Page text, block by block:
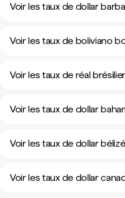
Voir les taux de dollar
Voir les taux de boliviano
Voir les taux de réal
Voir les taux de dollar
Voir les taux de dollar
Voir les taux de dollar